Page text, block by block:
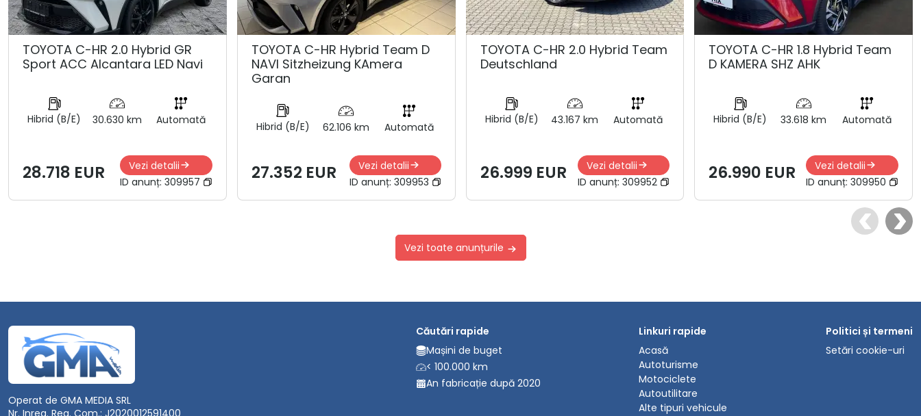
TOYOTA C-HR 2.0 Hybrid GR
Sport ACC Alcantara LED Navi
Hibrid (B/E) 30.630 km Automată
28.718 EUR
Vezi detalii
ID anunț: 309957
TOYOTA C-HR Hybrid Team D
NAVI Sitzheizung KAmera
Garan
Hibrid (B/E) 62.106 km Automată
27.352 EUR
Vezi detalii
ID anunț: 309953
TOYOTA C-HR 2.0 Hybrid Team
Deutschland
Hibrid (B/E) 43.167 km Automată
26.999 EUR
Vezi detalii
ID anunț:309952
TOYOTA C-HR 1.8 Hybrid Team
D KAMERA SHZ AHK
Hibrid (B/E) 33.618 km Automată
26.990 EUR
Vezi detalii
ID anunț: 309950
Vezi toate anunțurile
Operat de GMA MEDIA SRL
Căutări rapide
Mașini de buget
< 100.000 km
An fabricație după 2020
Linkuri rapide
Acasă
Autoturisme
Motociclete
Autoutilitare
Alte tipuri vehicule
Politici și termeni
Setări cookie-uri